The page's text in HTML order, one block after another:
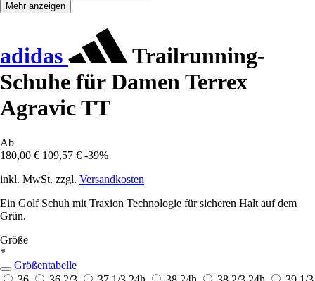
Mehr anzeigen
adidas
Trailrunning-
Schuhe für Damen Terrex
Agravic TT
Ab
180,00 € 109,57 € -39%
inkl. MwSt. zzgl. Versandkosten
Ein Golf Schuh mit Traxion Technologie für sicheren Halt auf dem
Grün.
Größe
*
Größentabelle